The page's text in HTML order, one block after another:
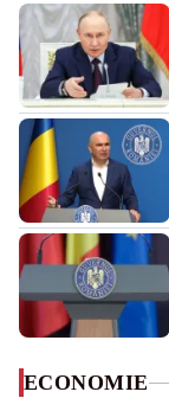
ECONOMIE